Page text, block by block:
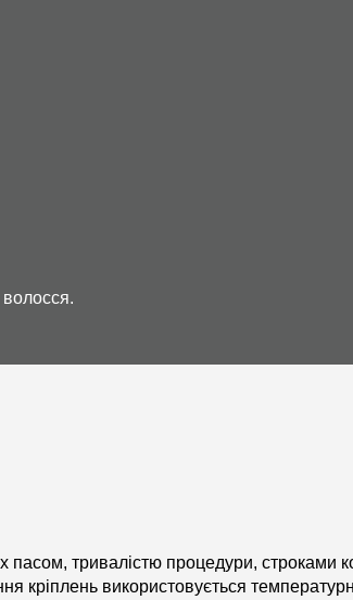
тривалістю процедури, строками
кріплень використовується